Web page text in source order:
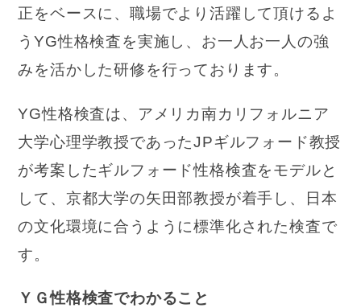
正をベースに、職場でより活躍して頂けるよ
うYG性格検査を実施し、お一人お一人の強
みを活かした研修を行っております。
YG性格検査は、アメリカ南カリフォルニア
大学心理学教授であったJPギルフォード教授
が考案したギルフォード性格検査をモデルと
して、京都大学の矢田部教授が着手し、日本
の文化環境に合うように標準化された検査で
す。
ＹＧ性格検査でわかること